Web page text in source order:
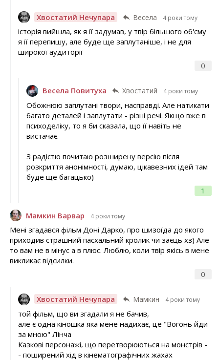
Хвостатий Нечупара Весела 4 роки тому
0
історія вийшла, як я її задумав, у твір більшого об'єму
я її перепишу, але буде ще заплутаніше, і не для
широкої аудиторії
Весела Повитуха Хвостатий 4 роки тому
1
Обожнюю заплутані твори, насправді. Але натикати
багато деталей і заплутати - різні речі. Якщо вже в
психоделіку, то я би сказала, що її навіть не
вистачає.
З радістю почитаю розширену версію після
розкриття анонімності, думаю, цікавезних ідей там
буде ще багацько)
Мамкин Варвар 4 роки тому
0
Мені згадався фільм Доні Дарко, про шизоїда до якого
приходив страшний пасхальний кролик чи заєць хз) Але
то вам не в мінус а в плюс. Люблю, коли твір якісь в мене
викликає відсилки.
Хвостатий Нечупара Мамкин 4 роки тому
той фільм, що ви згадали я не бачив,
але є одна кіношка яка мене надихає, це "Вогонь йди
за мною" Лінча
Казкові персонажі, що перетворюються на монстрів -
- поширений хід в кінематографічних жахах